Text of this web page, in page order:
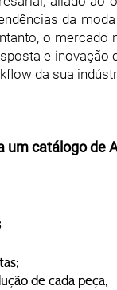
da
o
e inovação
da sua
um catálogo de
de cada peça;